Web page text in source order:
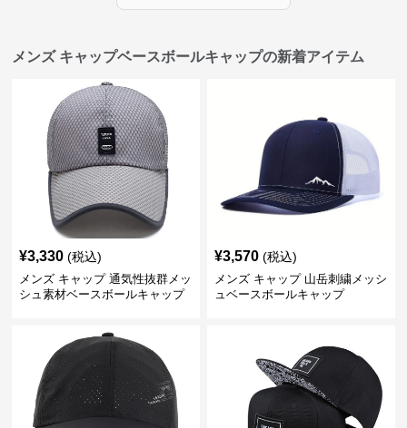
メンズ キャップベースボールキャップの新着アイテム
¥3,330 (税込)
メンズ キャップ 通気性抜群メッ
シュ素材ベースボールキャップ
¥3,570 (税込)
メンズ キャップ 山岳刺繍メッシ
ュベースボールキャップ